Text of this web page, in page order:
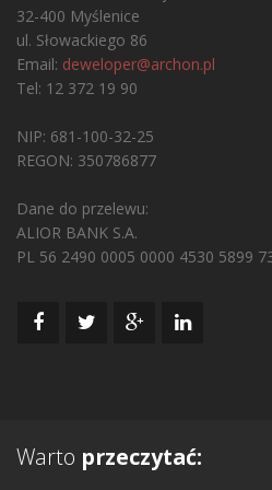
32-400 Myślenice
ul. Słowackiego 86
Email: deweloper@archon.pl
Tel: 12 372 19 90
NIP: 681-100-32-25
REGON: 350786877
Dane do przelewu:
ALIOR BANK S.A.
PL 56 2490 0005 0000 4530 5899
Warto przeczytać: